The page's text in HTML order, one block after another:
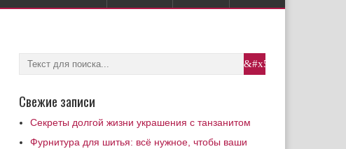
Свежие записи
Секреты долгой жизни украшения с танзанитом
Фурнитура для шитья: всё нужное, чтобы ваши